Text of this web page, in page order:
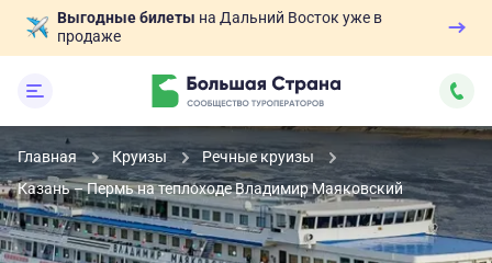
Выгодные билеты на Дальний Восток уже в
продаже
Главная Круизы
Речные круизы
Казань – Пермь на теплоходе Владимир Маяковский